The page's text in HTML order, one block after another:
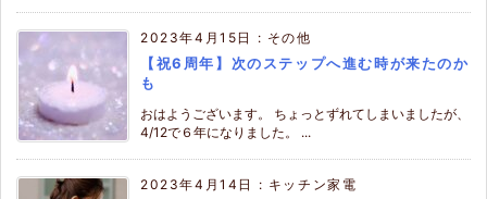
2023年4月15日 : その他
【祝6周年】次のステップへ進む時が来たのか
も
おはようございます。 ちょっとずれてしまいましたが、
4/12で６年になりました。 ...
2023年4月14日 : キッチン家電